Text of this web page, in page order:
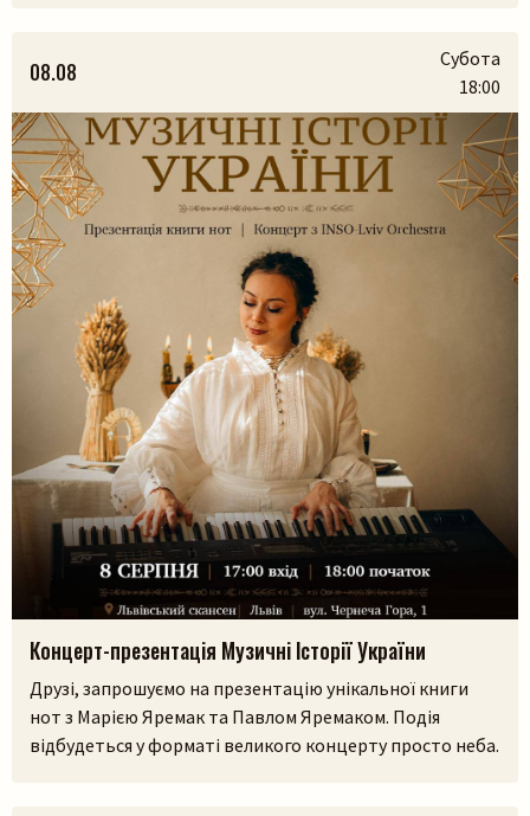
Шукати
дівоцтво і парубоцтво в українській традиції з
проєктом «Домів», […]
08.08
Субота
18:00
Концерт-презентація Музичні Історії України
Друзі, запрошуємо на презентацію унікальної книги
нот з Марією Яремак та Павлом Яремаком. Подія
відбудеться у форматі великого концерту просто неба.